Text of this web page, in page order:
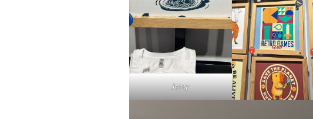
Jerry